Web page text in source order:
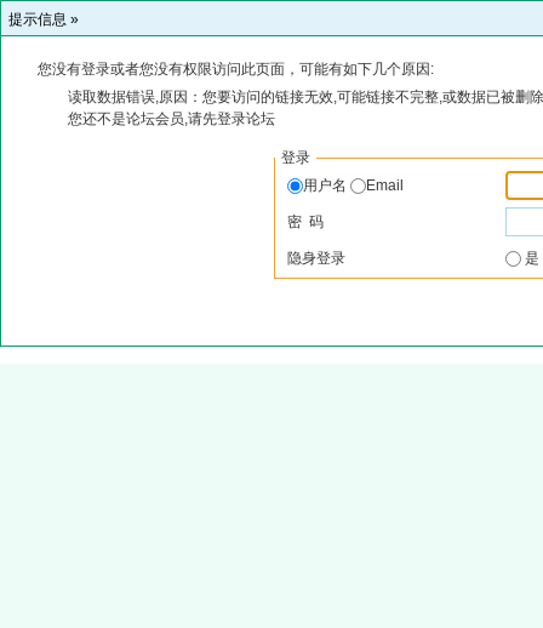
提示信息 »
您没有登录或者您没有权限访问此页面，可能有如下几个原因:
读取数据错误,原因：您要访问的链接无效,可能链接不完整,或数据已被删
您还不是论坛会员,请先登录论坛
登录
用户名
Email
密 码
隐身登录